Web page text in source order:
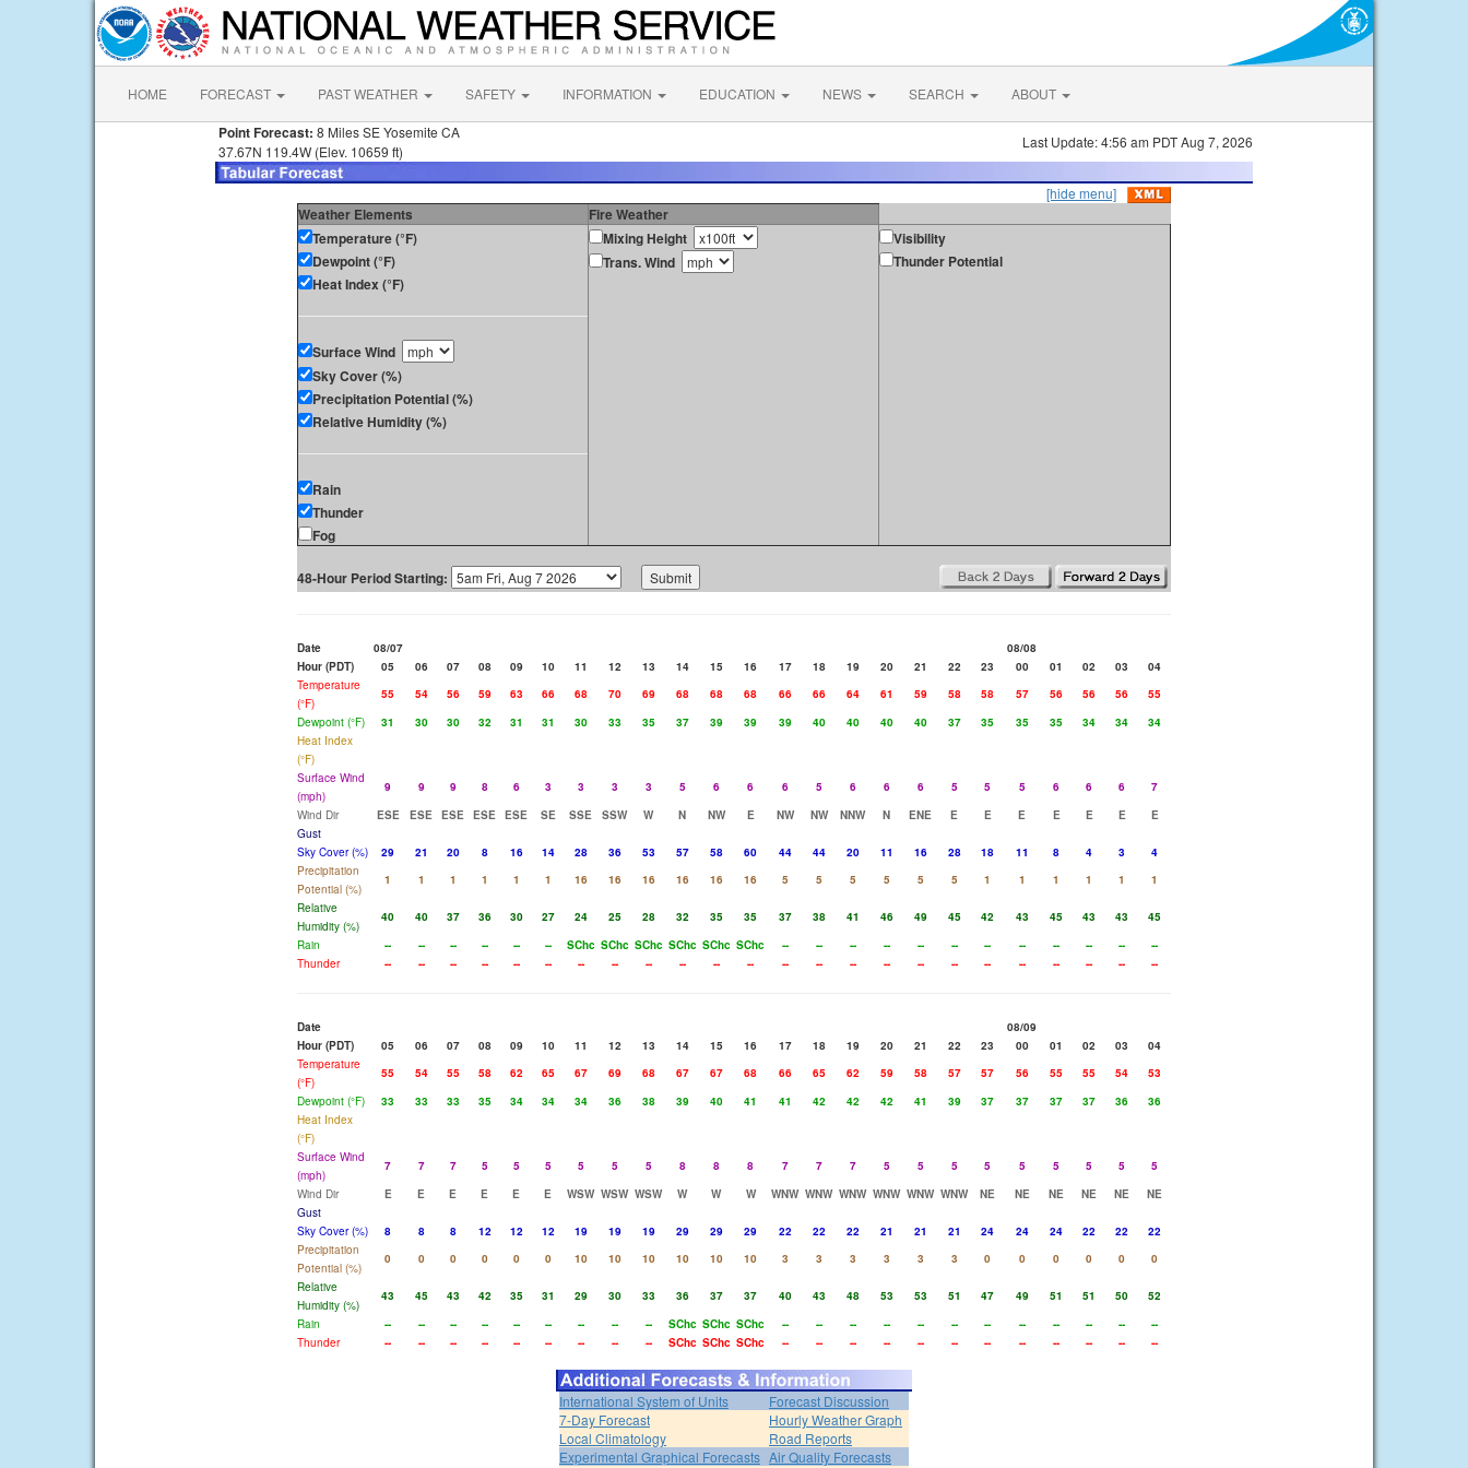
HOME FORECAST PAST WEATHER SAFETY INFORMATION EDUCATION NEWS SEARCH ABOUT
Point Forecast: 8 Miles SE Yosemite CA
37.67N 119.4W (Elev. 10659 ft)
Last Update: 4:56 am PDT Aug 7, 2026
[hide menu]
Weather Elements
Fire Weather
Temperature (°F)
Dewpoint (°F)
Heat Index (°F)
Surface Wind
Sky Cover (%)
Precipitation Potential (%)
Relative Humidity (%)
Rain
Thunder
Fog
Mixing Height
Trans. Wind
Visibility
Thunder Potential
48-Hour Period Starting:
Date 08/07
08/08
Hour (PDT)
05 06 07 08 09 10 11 12 13 14 15 16 17 18 19 20 21 22 23 00 01 02 03
04
Temperature
(°F)
55 54 56 59 63 66 68 70 69 68 68 68 66 66 64 61 59 58 58 57 56 56 56
55
Dewpoint (°F)
31 30 30 32 31 31 30 33 35 37 39 39 39 40 40 40 40 37 35 35 35 34 34
34
Heat Index
(°F)
Surface Wind
(mph)
9 9 9 8 6 3 3 3 3 5 6 6 6 5 6 6 6 5 5 5 6 6 6
7
Wind Dir
ESE ESE ESE ESE ESE SE SSE SSW W N NW E NW NW NNW N ENE E E E E E E
E
Gust
Sky Cover (%)
29 21 20 8 16 14 28 36 53 57 58 60 44 44 20 11 16 28 18 11 8 4 3
4
Precipitation
Potential (%)
1 1 1 1 1 1 16 16 16 16 16 16 5 5 5 5 5 5 1 1 1 1 1
1
Relative
Humidity (%)
40 40 37 36 30 27 24 25 28 32 35 35 37 38 41 46 49 45 42 43 45 43 43
45
Rain
-- -- -- -- -- -- SChc SChc SChc SChc SChc SChc -- -- -- -- -- -- -- -- -- -- --
--
Thunder
-- -- -- -- -- -- -- -- -- -- -- -- -- -- -- -- -- -- -- -- -- -- -- --
Date
08/09
Hour (PDT)
05 06 07 08 09 10 11 12 13 14 15 16 17 18 19 20 21 22 23 00 01 02 03
04
Temperature
(°F)
55 54 55 58 62 65 67 69 68 67 67 68 66 65 62 59 58 57 57 56 55 55 54
53
Dewpoint (°F)
33 33 33 35 34 34 34 36 38 39 40 41 41 42 42 42 41 39 37 37 37 37 36
36
Heat Index
(°F)
Surface Wind
(mph)
7 7 7 5 5 5 5 5 5 8 8 8 7 7 7 5 5 5 5 5 5 5 5
5
Wind Dir
E E E E E E WSW WSW WSW W W W WNW WNW WNW WNW WNW WNW NE NE NE NE NE
NE
Gust
Sky Cover (%)
8 8 8 12 12 12 19 19 19 29 29 29 22 22 22 21 21 21 24 24 24 22 22
22
Precipitation
Potential (%)
0 0 0 0 0 0 10 10 10 10 10 10 3 3 3 3 3 3 0 0 0 0 0
0
Relative
Humidity (%)
43 45 43 42 35 31 29 30 33 36 37 37 40 43 48 53 53 51 47 49 51 51 50
52
Rain
-- -- -- -- -- -- -- -- -- SChc SChc SChc -- -- -- -- -- -- -- -- -- -- --
--
Thunder
-- -- -- -- -- -- -- -- -- SChc SChc SChc -- -- -- -- -- -- -- -- -- -- -- --
International System of Units
Forecast Discussion
7-Day Forecast
Hourly Weather Graph
Local Climatology
Road Reports
Experimental Graphical Forecasts Air Quality Forecasts